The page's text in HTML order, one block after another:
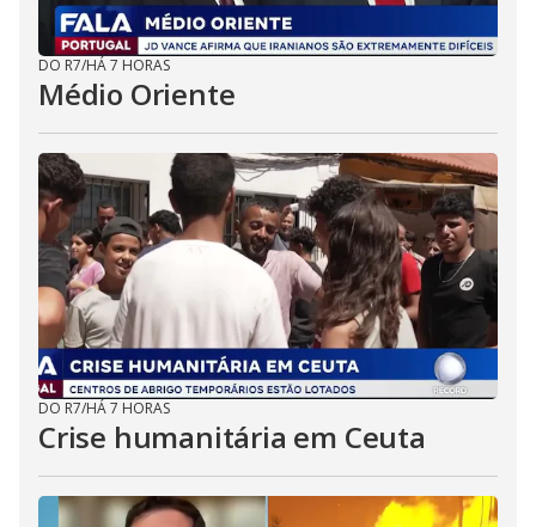
DO R7/HÁ 7 HORAS
Médio Oriente
DO R7/HÁ 7 HORAS
Crise humanitária em Ceuta